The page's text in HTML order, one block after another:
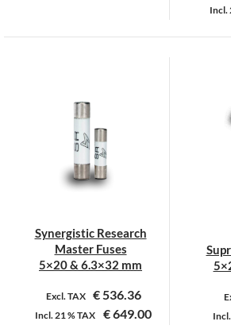
Dit
Deze
optie
kan
gekozen
de
productpagina
Incl.
Synergistic Research
Master Fuses
5×20 & 6.3×32 mm
Excl. TAX €536.36
Incl.21 %TAX €649.00 Incl.